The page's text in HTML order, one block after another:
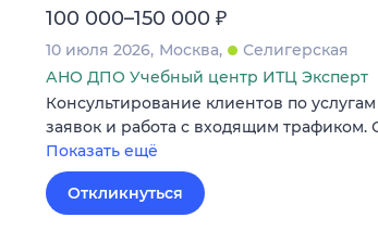
100 000–150 000 ₽
10 июля 2026 Москва
Селигерская
АНО ДПО Учебный центр ИТЦ Эксперт
Консультирование клиентов по
заявок и работа с входящим трафиком.
Показать ещё
Откликнуться